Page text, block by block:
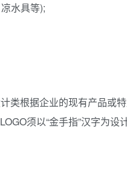
水具等);
类根据企业的现有产品或
须以“金手指”汉字为